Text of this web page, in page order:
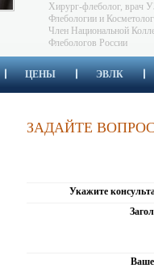
Хирург-флеболог, врач
Флебологии и
Член Национальной
Флебологов России
ЦЕНЫ ЭВЛК
ЗАДАЙТЕ
Укажите